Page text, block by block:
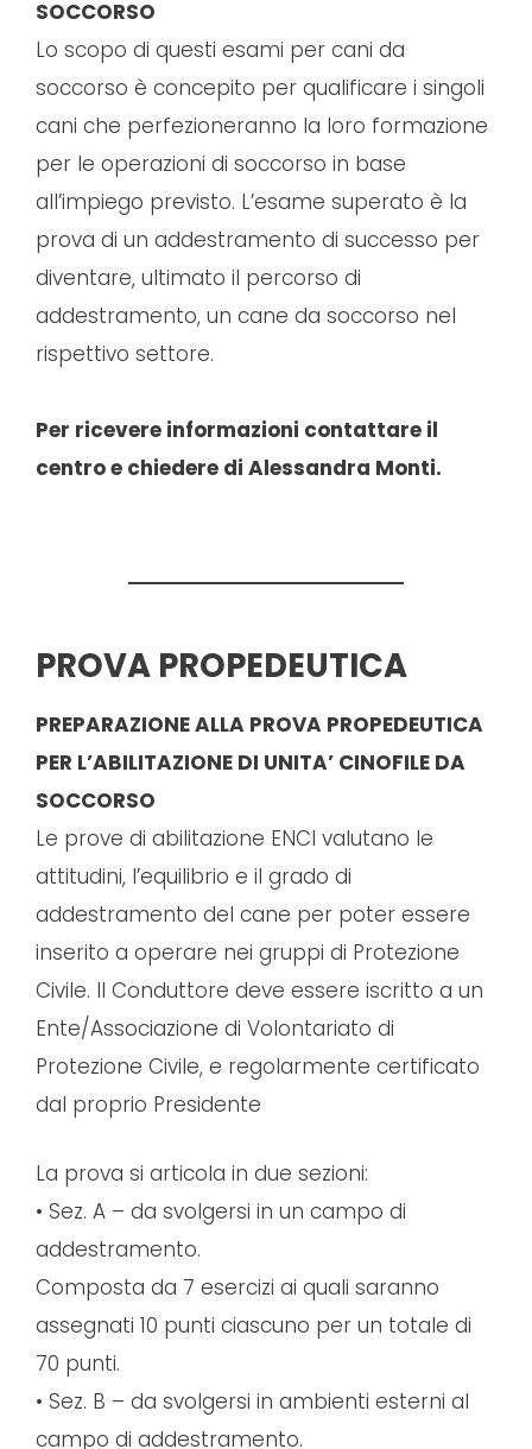
SOCCORSO
Lo scopo di questi esami per cani da
soccorso è concepito per qualificare i singoli
cani che perfezioneranno la loro formazione
per le operazioni di soccorso in base
all’impiego previsto. L’esame superato è la
prova di un addestramento di successo per
diventare, ultimato il percorso di
addestramento, un cane da soccorso nel
rispettivo settore.
Per ricevere informazioni contattare il
centro e chiedere di Alessandra Monti.
PROVA PROPEDEUTICA
PREPARAZIONE ALLA PROVA PROPEDEUTICA
PER L’ABILITAZIONE DI UNITA’ CINOFILE DA
SOCCORSO
Le prove di abilitazione ENCI valutano le
attitudini, l’equilibrio e il grado di
addestramento del cane per poter essere
inserito a operare nei gruppi di Protezione
Civile. Il Conduttore deve essere iscritto a un
Ente/Associazione di Volontariato di
Protezione Civile, e regolarmente certificato
dal proprio Presidente
La prova si articola in due sezioni:
• Sez. A – da svolgersi in un campo di
addestramento.
Composta da 7 esercizi ai quali saranno
assegnati 10 punti ciascuno per un totale di
70 punti.
• Sez. B – da svolgersi in ambienti esterni al
campo di addestramento.